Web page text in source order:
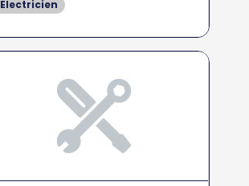
Electricien